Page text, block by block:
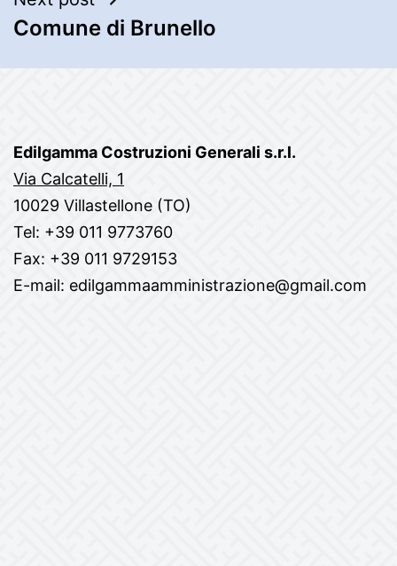
Comune di Brunello
Edilgamma Costruzioni Generali s.r.l.
Via Calcatelli, 1
10029 Villastellone (TO)
Tel: +39 011 9773760
Fax: +39 011 9729153
E-mail: edilgammaamministrazione@gmail.com